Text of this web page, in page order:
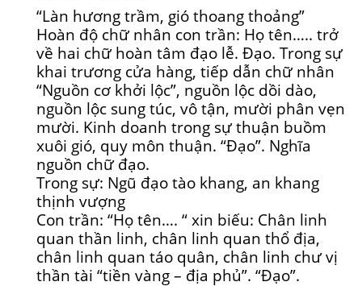
“Làn hương trầm, gió thoang thoảng”
Hoàn độ chữ nhân con trần: Họ tên….. trở
về hai chữ hoàn tâm đạo lễ. Đạo. Trong sự
khai trương cửa hàng, tiếp dẫn chữ nhân
“Nguồn cơ khởi lộc”, nguồn lộc dồi dào,
nguồn lộc sung túc, vô tận, mười phân vẹn
mười. Kinh doanh trong sự thuận buồm
xuôi gió, quy môn thuận. “Đạo”. Nghĩa
nguồn chữ đạo.
Trong sự: Ngũ đạo tào khang, an khang
thịnh vượng
Con trần: “Họ tên…. “ xin biếu: Chân linh
quan thần linh, chân linh quan thổ địa,
chân linh quan táo quân, chân linh chư vị
thần tài “tiền vàng – địa phủ”. “Đạo”.